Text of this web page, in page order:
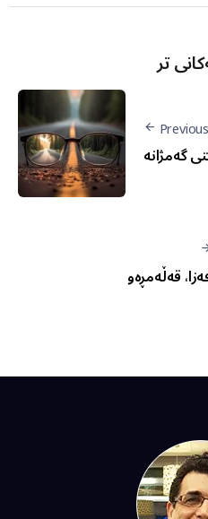
تر
Previous
گەمژانە
قەڵەمڕەو